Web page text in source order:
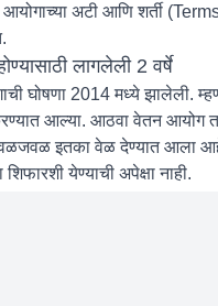
अटी आणि शर्ती
लागलेली 2 वर्षे
घोषणा 2014 मध्ये झालेली.
आल्या. आठवा वेतन आयोग
जवळजवळ इतका वेळ देण्यात आला
येण्याची अपेक्षा नाही.